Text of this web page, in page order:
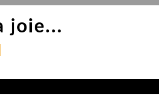
joie...